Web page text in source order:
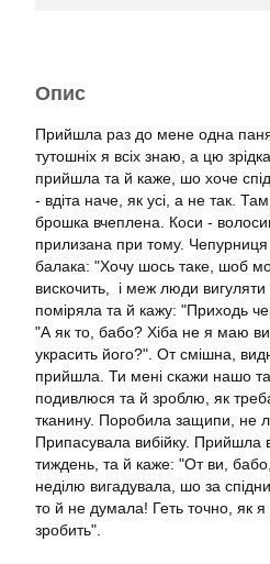
Опис
Прийшла раз до мене одна
тутошніх я всіх знаю, а цю
прийшла та й каже, шо хоче
- вдіта наче, як усі, а не так.
брошка вчеплена. Коси -
прилизана при тому.
балака: "Хочу шось таке, шоб
вискочить, і меж люди
поміряла та й кажу: "Приходь
"А як то, бабо? Хіба не я маю
украсить його?". От смішна,
прийшла. Ти мені скажи нашо
подивлюся та й зроблю, як
тканину. Поробила защипи, не
Припасувала вибійку. Прийшла
тиждень, та й каже: "От ви,
неділю вигадувала, шо за
то й не думала! Геть точно, як я
зробить".